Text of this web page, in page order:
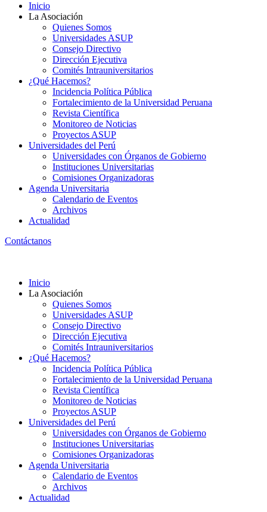
Inicio
La Asociación
Quienes Somos
Universidades ASUP
Consejo Directivo
Dirección Ejecutiva
Comités Intrauniversitarios
¿Qué Hacemos?
Incidencia Política Pública
Fortalecimiento de la Universidad Peruana
Revista Científica
Monitoreo de Noticias
Proyectos ASUP
Universidades del Perú
Universidades con Órganos de Gobierno
Instituciones Universitarias
Comisiones Organizadoras
Agenda Universitaria
Calendario de Eventos
Archivos
Actualidad
Contáctanos
Inicio
La Asociación
Quienes Somos
Universidades ASUP
Consejo Directivo
Dirección Ejecutiva
Comités Intrauniversitarios
¿Qué Hacemos?
Incidencia Política Pública
Fortalecimiento de la Universidad Peruana
Revista Científica
Monitoreo de Noticias
Proyectos ASUP
Universidades del Perú
Universidades con Órganos de Gobierno
Instituciones Universitarias
Comisiones Organizadoras
Agenda Universitaria
Calendario de Eventos
Archivos
Actualidad